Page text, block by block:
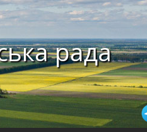
рада